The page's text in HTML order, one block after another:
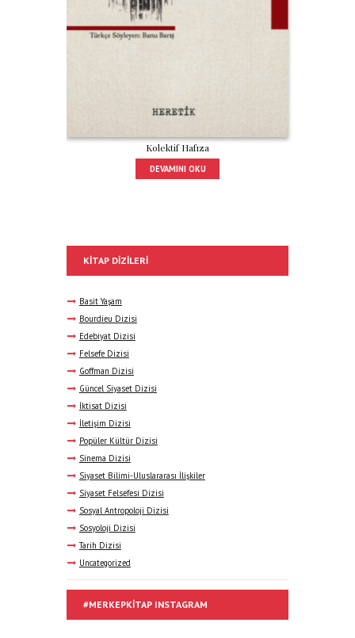
Kolektif Hafıza
DEVAMINI OKU
KITAP DIZILERI
Basit Yaşam
Bourdieu Dizisi
Edebiyat Dizisi
Felsefe Dizisi
Goffman Dizisi
Güncel Siyaset Dizisi
İktisat Dizisi
İletişim Dizisi
Popüler Kültür Dizisi
Sinema Dizisi
Siyaset Bilimi-Uluslararası İlişkiler
Siyaset Felsefesi Dizisi
Sosyal Antropoloji Dizisi
Sosyoloji Dizisi
Tarih Dizisi
Uncategorized
#MERKEPKITAP INSTAGRAM